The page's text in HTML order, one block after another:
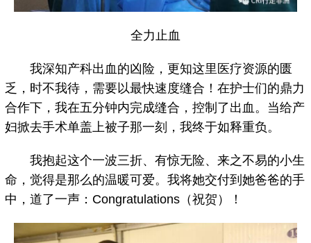
全力止血
我深知产科出血的凶险，更知这里医疗资源的匮
乏，时不我待，需要以最快速度缝合！在护士们的鼎力
合作下，我在五分钟内完成缝合，控制了出血。当给产
妇掀去手术单盖上被子那一刻，我终于如释重负。
我抱起这个一波三折、有惊无险、来之不易的小生
命，觉得是那么的温暖可爱。我将她交付到她爸爸的手
中，道了一声：Congratulations（祝贺）！